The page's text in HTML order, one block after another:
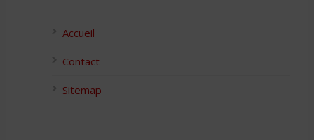
Accueil
Contact
Sitemap